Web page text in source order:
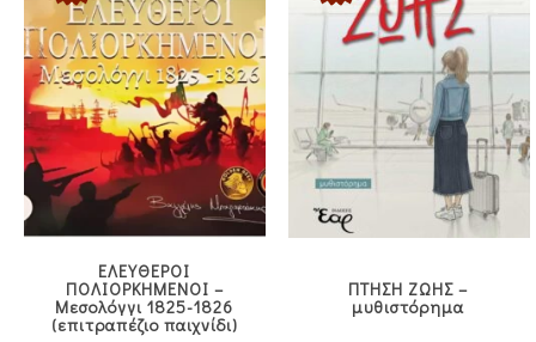
ΕΛΕΥΘΕΡΟΙ
ΠΟΛΙΟΡΚΗΜΕΝΟΙ –
Μεσολόγγι 1825-1826
(επιτραπέζιο παιχνίδι)
ΠΤΗΣΗ ΖΩΗΣ –
μυθιστόρημα